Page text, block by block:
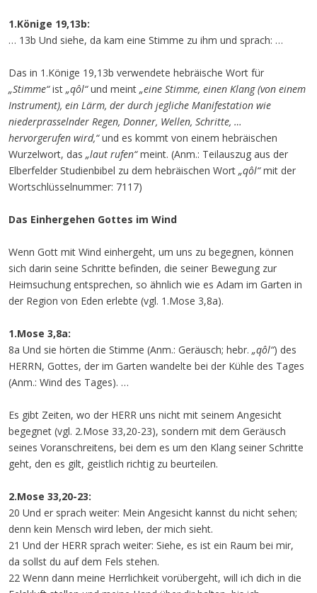
1.Könige 19,13b:
… 13b Und siehe, da kam eine Stimme zu ihm und sprach: …
Das in 1.Könige 19,13b verwendete hebräische Wort für
„Stimme“ist „qôl“und meint „eine Stimme, einen Klang (von einem
Instrument), ein Lärm, der durch jegliche Manifestation wie
niederprasselnder Regen, Donner, Wellen, Schritte, …
hervorgerufen wird,“und es kommt von einem hebräischen
Wurzelwort, das „laut rufen“meint. (Anm.: Teilauszug aus der
Elberfelder Studienbibel zu dem hebräischen Wort „qôl“mit der
Wortschlüsselnummer: 7117)
Das Einhergehen Gottes im Wind
Wenn Gott mit Wind einhergeht, um uns zu begegnen, können
sich darin seine Schritte befinden, die seiner Bewegung zur
Heimsuchung entsprechen, so ähnlich wie es Adam im Garten in
der Region von Eden erlebte (vgl. 1.Mose 3,8a).
1.Mose 3,8a:
8a Und sie hörten die Stimme (Anm.: Geräusch; hebr. „qôl“) des
HERRN, Gottes, der im Garten wandelte bei der Kühle des Tages
(Anm.: Wind des Tages). …
Es gibt Zeiten, wo der HERR uns nicht mit seinem Angesicht
begegnet (vgl. 2.Mose 33,20-23), sondern mit dem Geräusch
seines Voranschreitens, bei dem es um den Klang seiner Schritte
geht, den es gilt, geistlich richtig zu beurteilen.
2.Mose 33,20-23:
20 Und er sprach weiter: Mein Angesicht kannst du nicht sehen;
denn kein Mensch wird leben, der mich sieht.
21 Und der HERR sprach weiter: Siehe, es ist ein Raum bei mir,
da sollst du auf dem Fels stehen.
22 Wenn dann meine Herrlichkeit vorübergeht, will ich dich in die